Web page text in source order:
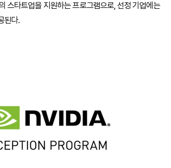
스타트업을 지원하는 프로그램으로, 선정 기업에는
된다.